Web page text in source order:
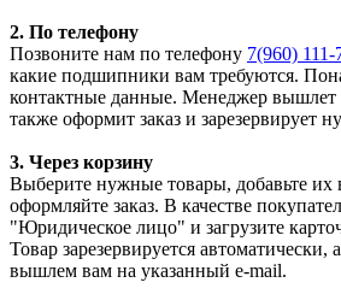
2. По телефону
Позвоните нам по телефону 7(960) 111-
какие подшипники вам требуются.
контактные данные. Менеджер вышлет
также оформит заказ и зарезервирует
3. Через корзину
Выберите нужные товары, добавьте их
оформляйте заказ. В качестве
"Юридическое лицо" и загрузите
Товар зарезервируется автоматически,
вышлем вам на указанный e-mail.